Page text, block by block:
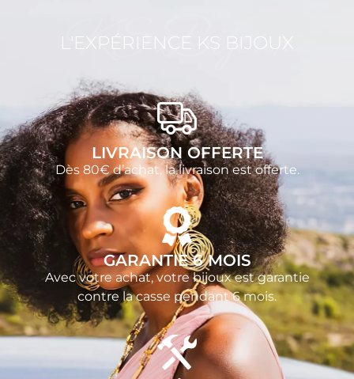
KS Bijoux
L'EXPÉRIENCE KS BIJOUX
LIVRAISON OFFERTE
Dès 80€ d’achat, la livraison est offerte.
GARANTIE 6 MOIS
Avec votre achat, votre bijoux est garantie
contre la casse pendant 6 mois.